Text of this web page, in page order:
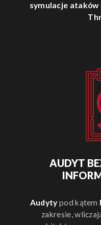
symulacje ataków
AUDYT
Audyty pod kątem
zakresie,